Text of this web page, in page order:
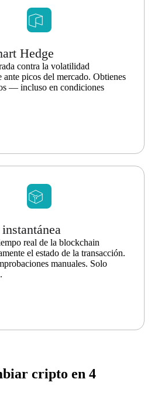
Hedge
contra la volatilidad
ante picos del mercado. Obtienes
— incluso en condiciones
real de la blockchain
el estado de la transacción.
manuales. Solo
cripto en 4